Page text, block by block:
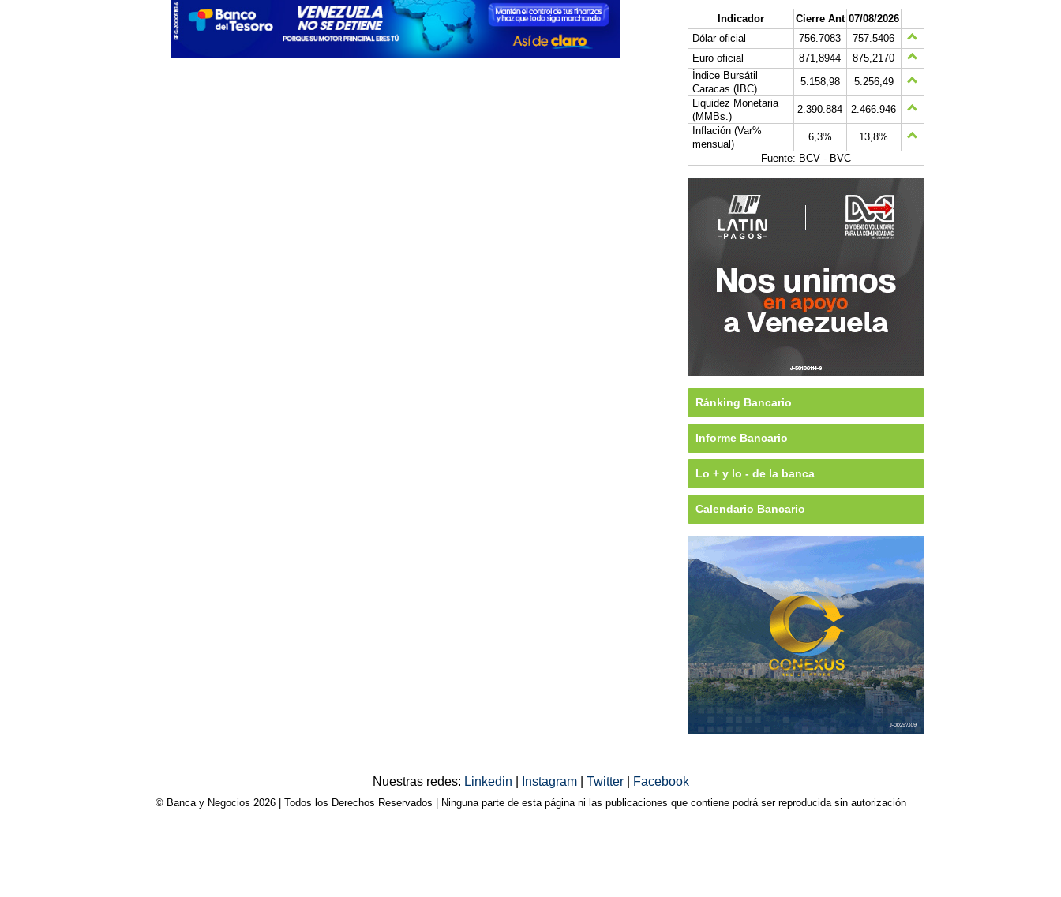
Indicador Cierre Ant 07/08/2026
Dólar oficial
756.7083
757.5406
Euro oficial
871,8944
875,2170
Índice Bursátil
Caracas (IBC)
5.158,98
5.256,49
Liquidez Monetaria
(MMBs.)
2.390.884
2.466.946
Inflación (Var%
mensual)
6,3%
13,8%
Fuente: BCV - BVC
Ránking Bancario
Informe Bancario
Lo + y lo - de la banca
Calendario Bancario
Nuestras redes: Linkedin Instagram Twitter Facebook
© Banca y Negocios 2026 | Todos los Derechos Reservados | Ninguna parte de esta página ni las publicaciones que contiene podrá ser reproducida sin autorización